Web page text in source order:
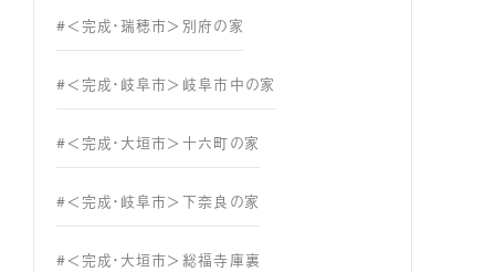
#＜完成・瑞穂市＞別府の家
#＜完成・岐阜市＞岐阜市中の家
#＜完成・大垣市＞十六町の家
#＜完成・岐阜市＞下奈良の家
#＜完成・大垣市＞総福寺庫裏